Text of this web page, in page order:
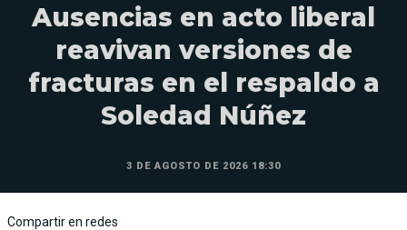
Ausencias en acto liberal
reavivan versiones de
fracturas en el respaldo a
Soledad Núñez
3 DE AGOSTO DE 2026 18:30
Compartir en redes